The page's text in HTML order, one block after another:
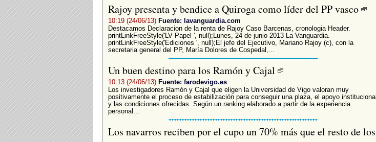
Rajoy presenta y bendice a Quiroga como líder del PP vasco
10:19 (24/06/13) Fuente: lavanguardia.com
Destacamos Declaracion de la renta de Rajoy Caso Barcenas, cronologia Header.
printLinkFreeStyle('LV Papel ', null);Lunes, 24 de junio 2013 La Vanguardia.
printLinkFreeStyle('Ediciones ', null);El jefe del Ejecutivo, Mariano Rajoy (c), con la
secretaria general del PP, María Dolores de Cospedal,...
Un buen destino para los Ramón y Cajal
10:13 (24/06/13) Fuente: farodevigo.es
Los investigadores Ramón y Cajal que eligen la Universidad de Vigo valoran muy
positivamente el proceso de estabilización para conseguir una plaza, el apoyo institucional
y las condiciones ofrecidas. Según un ranking elaborado a partir de la experiencia
personal...
Los navarros reciben por el cupo un 70% más que el resto de los